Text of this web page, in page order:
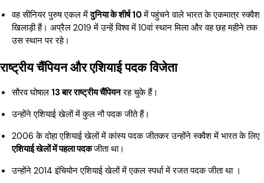
वह सीनियर पुरुष एकल मेंदुनिया के शीर्ष 10में पहुंचने वाले भारत के एकमात्र स्क्वैश
खिलाड़ी हैं। अप्रैल 2019 में उन्हें विश्व में 10वां स्थान मिला और वह छह महीने तक
उस स्थान पर रहे।
राष्ट्रीय चैंपियन और एशियाई पदक विजेता
सौरव घोषाल 13 बार राष्ट्रीय चैंपियनरह चुके हैं।
उन्होंने एशियाई खेलों में कुल नौ पदक जीते हैं।
2006 के दोहा एशियाई खेलों में कांस्य पदक जीतकर उन्होंने स्क्वैश में भारत के लिए
एशियाई खेलों में पहला पदकजीता था।
उन्होंने 2014 इंचियोन एशियाई खेलों में एकल स्पर्धा में रजत पदक जीता था ।